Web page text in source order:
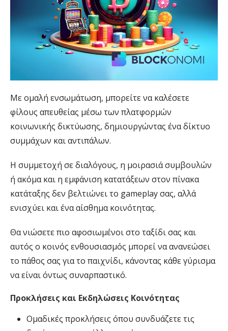
Με ομαλή ενσωμάτωση, μπορείτε να καλέσετε
φίλους απευθείας μέσω των πλατφορμών
κοινωνικής δικτύωσης, δημιουργώντας ένα δίκτυο
συμμάχων και αντιπάλων.
Η συμμετοχή σε διαλόγους, η μοιρασιά συμβουλών
ή ακόμα και η εμφάνιση κατατάξεων στον πίνακα
κατάταξης δεν βελτιώνει το gameplay σας, αλλά
ενισχύει και ένα αίσθημα κοινότητας.
Θα νιώσετε πιο αφοσιωμένοι στο ταξίδι σας και
αυτός ο κοινός ενθουσιασμός μπορεί να ανανεώσει
το πάθος σας για το παιχνίδι, κάνοντας κάθε γύρισμα
να είναι όντως συναρπαστικό.
Προκλήσεις και Εκδηλώσεις Κοινότητας
Ομαδικές προκλήσεις όπου συνδυάζετε τις